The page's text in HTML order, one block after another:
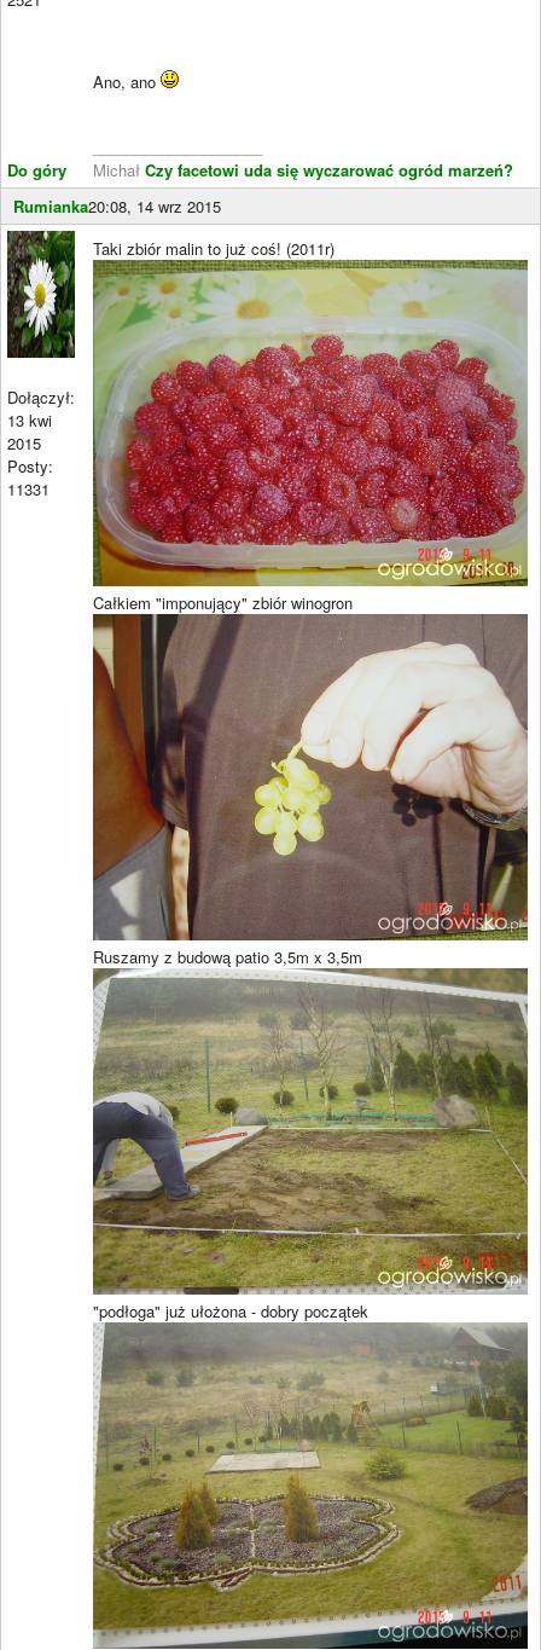
Do góry
Ano, ano
Michał Czy facetowi uda się wyczarować ogród marzeń?
Rumianka20:08, 14 wrz 2015
Dołączył:
13 kwi
2015
Posty:
11331
Taki zbiór malin to już coś! (2011r)
Całkiem "imponujący" zbiór winogron
Ruszamy z budową patio 3,5m x 3,5m
"podłoga" już ułożona - dobry początek